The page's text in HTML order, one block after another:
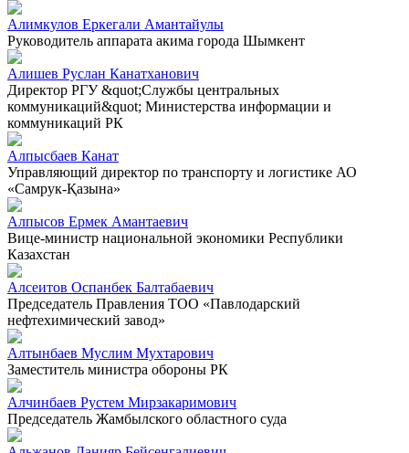
Алимкулов Еркегали Амантайулы
Руководитель аппарата акима города Шымкент
Алишев Руслан Канатханович
Директор РГУ &quot;Службы центральных
коммуникаций&quot; Министерства информации и
коммуникаций РК
Алпысбаев Канат
Управляющий директор по транспорту и логистике АО
«Самрук-Қазына»
Алпысов Ермек Амантаевич
Вице-министр национальной экономики Республики
Казахстан
Алсеитов Оспанбек Балтабаевич
Председатель Правления ТОО «Павлодарский
нефтехимический завод»
Алтынбаев Муслим Мухтарович
Заместитель министра обороны РК
Алчинбаев Рустем Мирзакаримович
Председатель Жамбылского областного суда